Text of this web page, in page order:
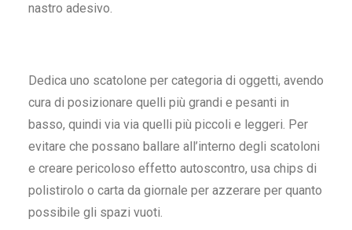
nastro adesivo.
Dedica uno scatolone per categoria di oggetti, avendo
cura di posizionare quelli più grandi e pesanti in
basso, quindi via via quelli più piccoli e leggeri. Per
evitare che possano ballare all’interno degli scatoloni
e creare pericoloso effetto autoscontro, usa chips di
polistirolo o carta da giornale per azzerare per quanto
possibile gli spazi vuoti.